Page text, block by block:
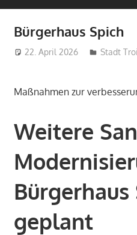
Bürgerhaus Spich
22. April 2026 treffpunkt
Stadt
Maßnahmen zur
Weitere
Bürgerhaus
geplant